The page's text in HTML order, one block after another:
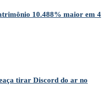
10.488% maior em 4
tirar Discord do ar no